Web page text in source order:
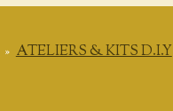
» ATELIERS & KITS D.I.Y